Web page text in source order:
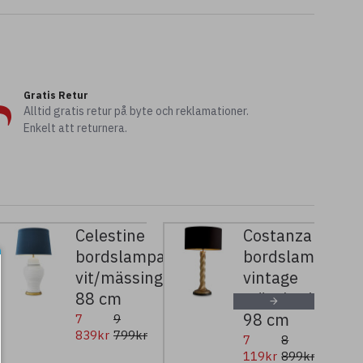
Gratis Retur
Alltid gratis retur på byte och reklamationer.
Enkelt att returnera.
Celestine
bordslampa
vit/mässing/blå
88 cm
7
839kr
9
799kr
Costanza
bordslampa
vintage
mässing/svart
98 cm
7
119kr
8
899kr